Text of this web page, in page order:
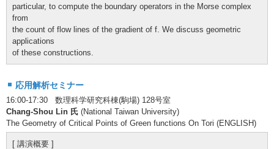
particular, to compute the boundary operators in the Morse complex
from
the count of flow lines of the gradient of f. We discuss geometric
applications
of these constructions.
応用解析セミナー
16:00-17:30 数理科学研究科棟(駒場) 128号室
Chang-Shou Lin 氏 (National Taiwan University)
The Geometry of Critical Points of Green functions On Tori (ENGLISH)
[ 講演概要 ]